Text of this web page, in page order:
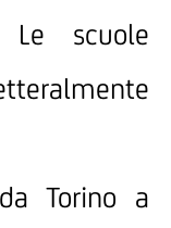
Le scuole
Torino a